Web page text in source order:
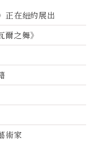
正在紐約展出
之舞》
術家